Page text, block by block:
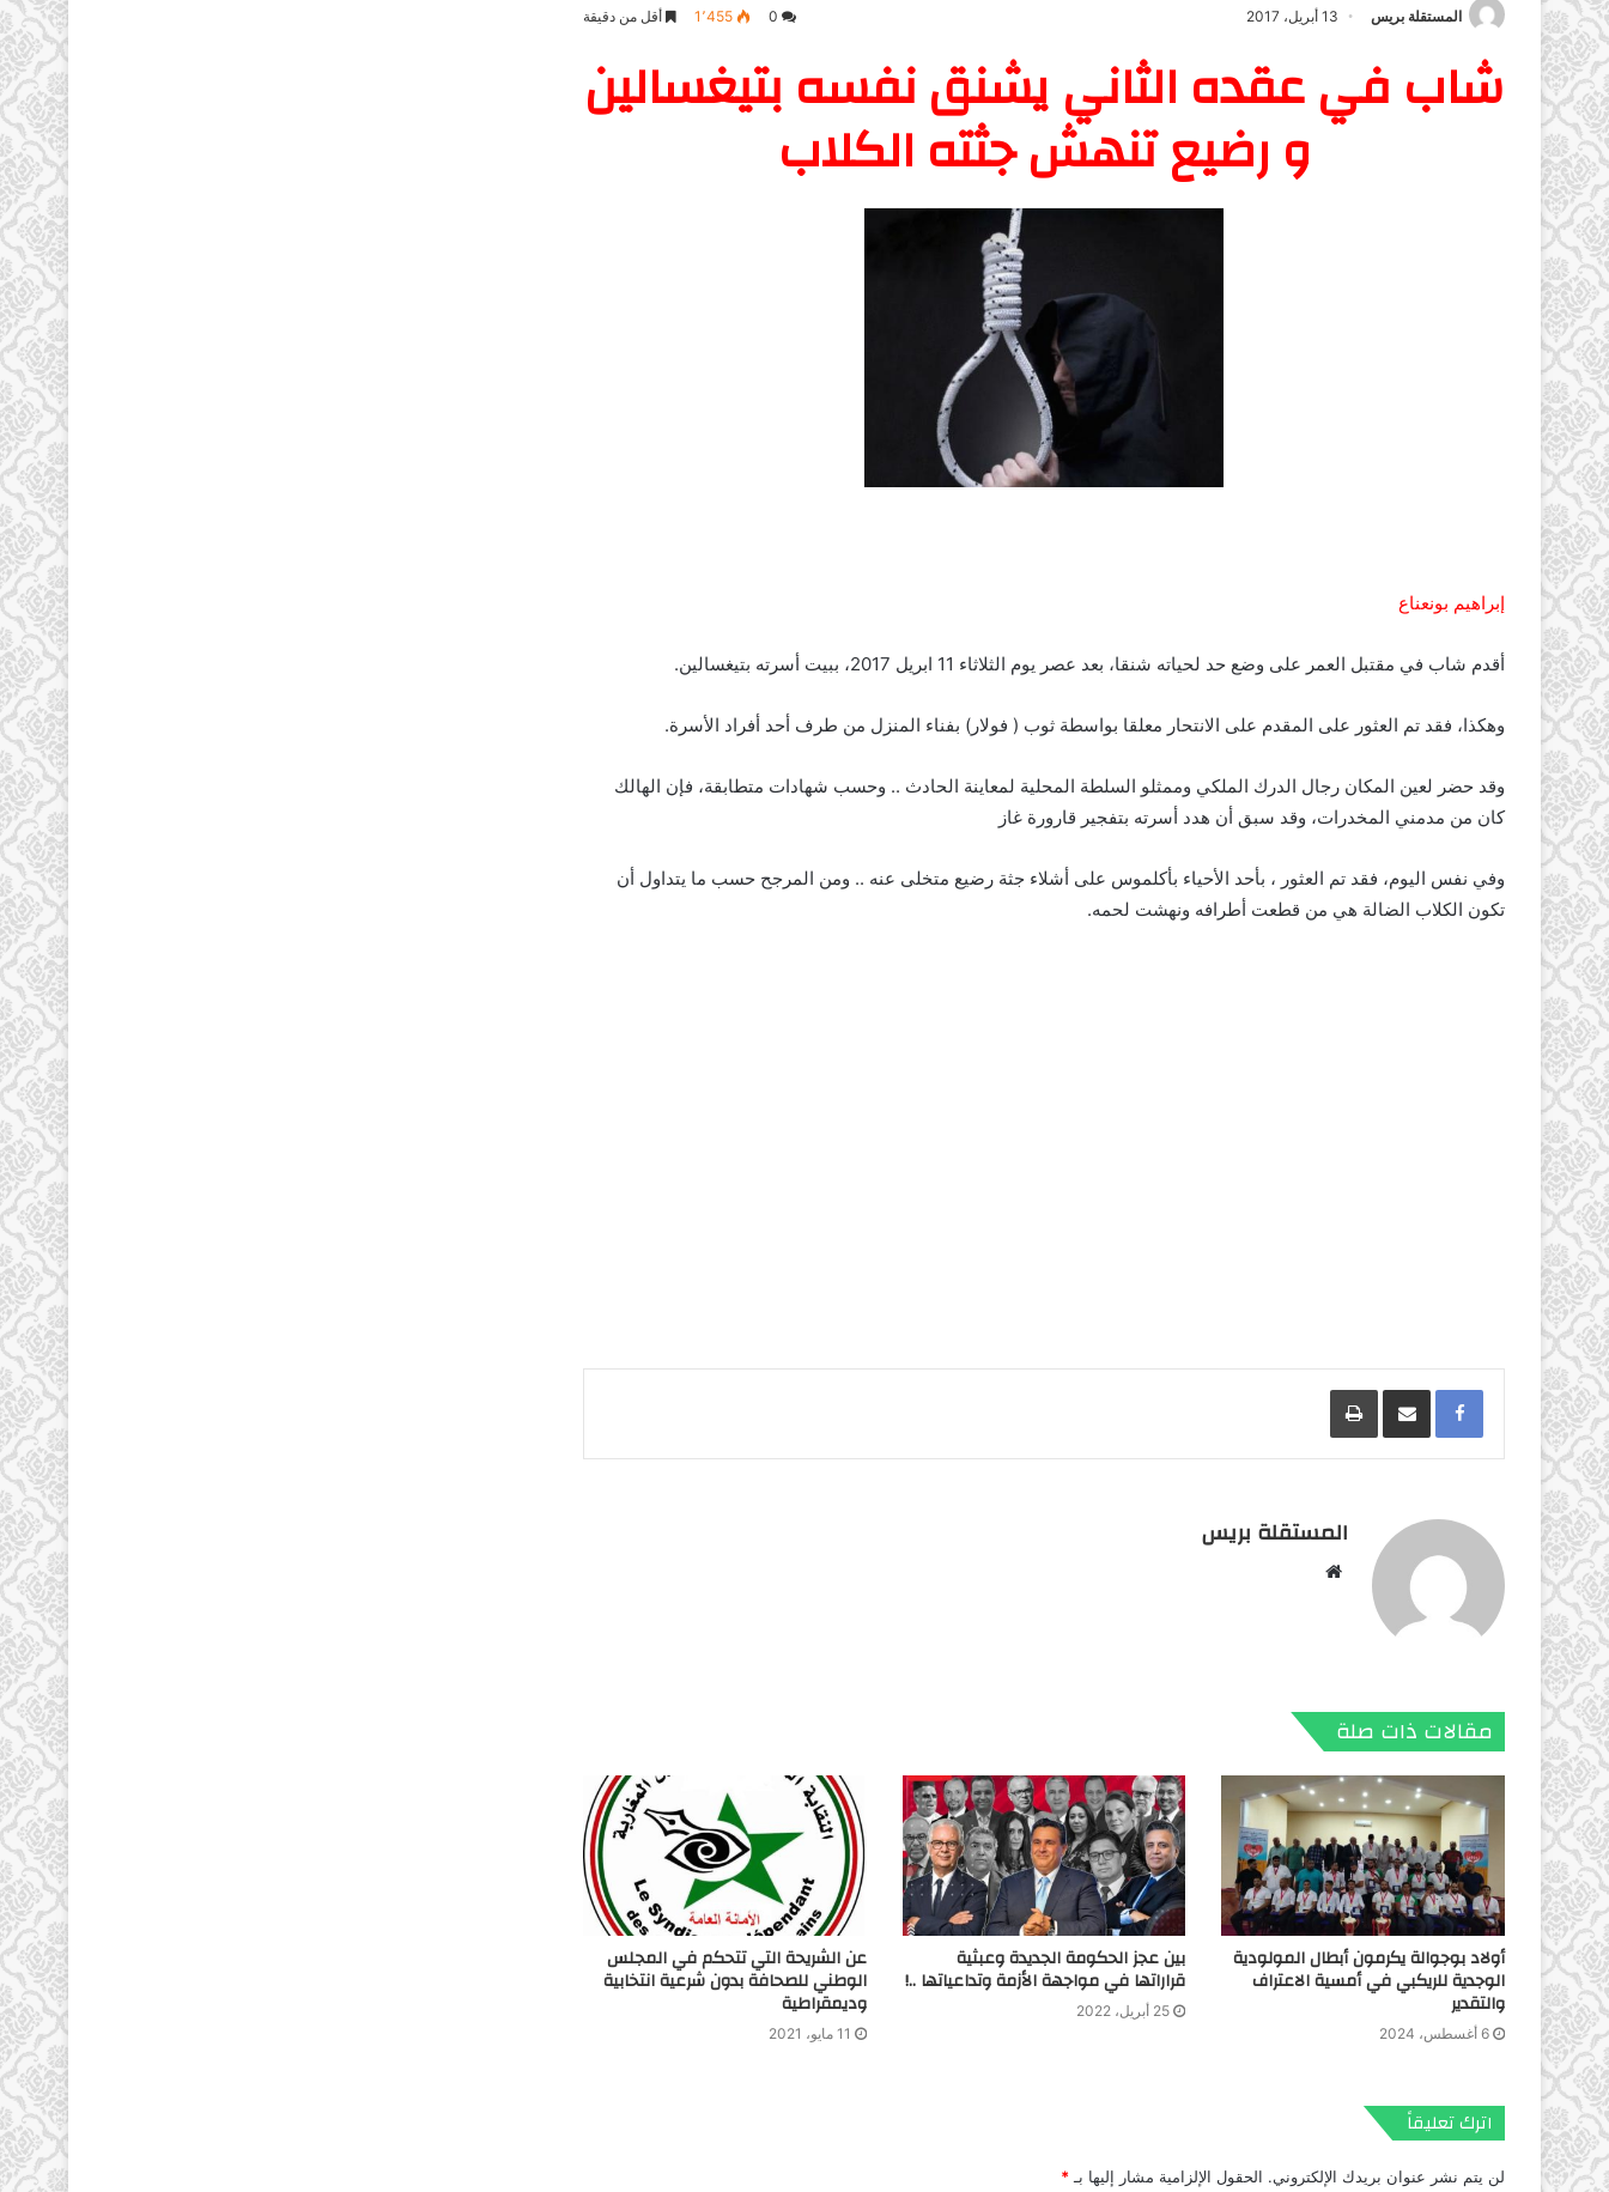
المستقلة بريس 13 أبريل، 2017 0 1٬455 أقل من دقيقة
شاب في عقده الثاني يشنق نفسه بتيغسالين
و رضيع تنهش جثته الكلاب
إبراهيم بونعناع
أقدم شاب في مقتبل العمر على وضع حد لحياته شنقا، بعد عصر يوم الثلاثاء 11 ابريل 2017، ببيت أسرته بتيغسالين.
وهكذا، فقد تم العثور على المقدم على الانتحار معلقا بواسطة ثوب ( فولار) بفناء المنزل من طرف أحد أفراد الأسرة.
وقد حضر لعين المكان رجال الدرك الملكي وممثلو السلطة المحلية لمعاينة الحادث .. وحسب شهادات متطابقة، فإن الهالك
كان من مدمني المخدرات، وقد سبق أن هدد أسرته بتفجير قارورة غاز
وفي نفس اليوم، فقد تم العثور ، بأحد الأحياء بأكلموس على أشلاء جثة رضيع متخلى عنه .. ومن المرجح حسب ما يتداول أن
تكون الكلاب الضالة هي من قطعت أطرافه ونهشت لحمه.
Facebookمشاركة عبر البريد طباعة
المستقلة بريس
مقالات ذات صلة
أولاد بوجوالة يكرمون أبطال المولودية
الوجدية للريكبي في أمسية الاعتراف
والتقدير
6 أغسطس، 2024
بين عجز الحكومة الجديدة وعبثية
قراراتها في مواجهة الأزمة وتداعياتها ..!
25 أبريل، 2022
عن الشريحة التي تتحكم في المجلس
الوطني للصحافة بدون شرعية انتخابية
وديمقراطية
11 مايو، 2021
اترك تعليقاً
لن يتم نشر عنوان بريدك الإلكتروني. الحقول الإلزامية مشار إليها بـ *